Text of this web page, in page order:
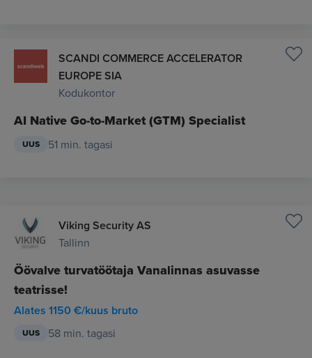
SCANDI COMMERCE ACCELERATOR
EUROPE SIA
Kodukontor
AI Native Go-to-Market (GTM) Specialist
UUS 51 min. tagasi
Viking Security AS
Tallinn
Öövalve turvatöötaja Vanalinnas asuvasse
teatrisse!
Alates 1150 €/kuus bruto
UUS 58 min. tagasi